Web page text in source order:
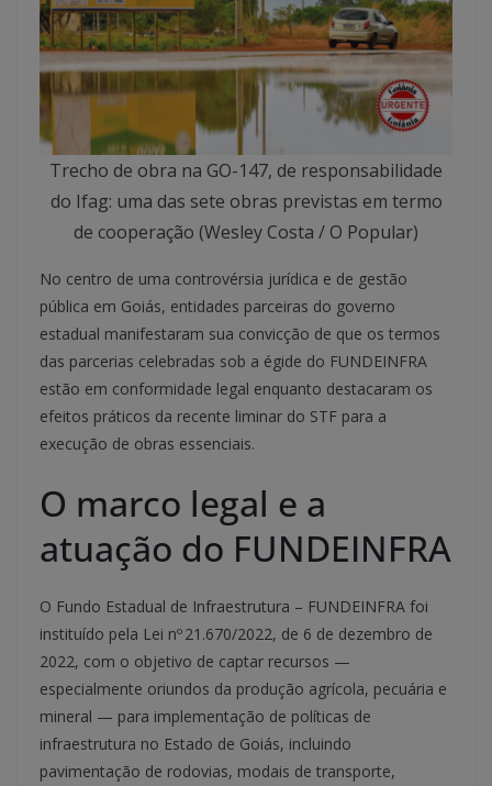
Trecho de obra na GO-147, de responsabilidade
do Ifag: uma das sete obras previstas em termo
de cooperação (Wesley Costa / O Popular)
No centro de uma controvérsia jurídica e de gestão
pública em Goiás, entidades parceiras do governo
estadual manifestaram sua convicção de que os termos
das parcerias celebradas sob a égide do FUNDEINFRA
estão em conformidade legal enquanto destacaram os
efeitos práticos da recente liminar do STF para a
execução de obras essenciais.
O marco legal e a
atuação do FUNDEINFRA
O Fundo Estadual de Infraestrutura – FUNDEINFRA foi
instituído pela Lei nº 21.670/2022, de 6 de dezembro de
2022, com o objetivo de captar recursos —
especialmente oriundos da produção agrícola, pecuária e
mineral — para implementação de políticas de
infraestrutura no Estado de Goiás, incluindo
pavimentação de rodovias, modais de transporte,